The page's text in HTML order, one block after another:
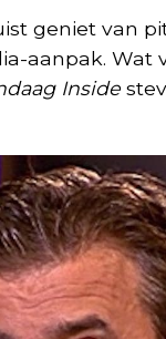
geniet van
aanpak. Wat
Inside